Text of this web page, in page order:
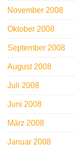
November 2008
Oktober 2008
September 2008
August 2008
Juli 2008
Juni 2008
März 2008
Januar 2008